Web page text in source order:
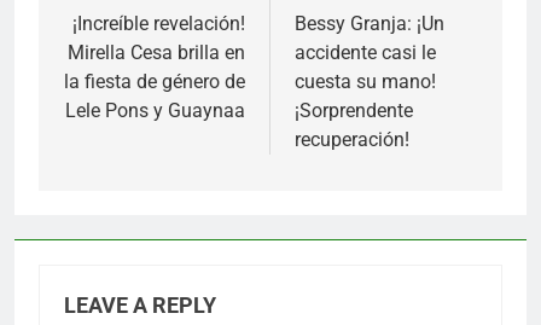
navigation
¡Increíble revelación!
Mirella Cesa brilla en
la fiesta de género de
Lele Pons y Guaynaa
Bessy Granja: ¡Un
accidente casi le
cuesta su mano!
¡Sorprendente
recuperación!
LEAVE A REPLY